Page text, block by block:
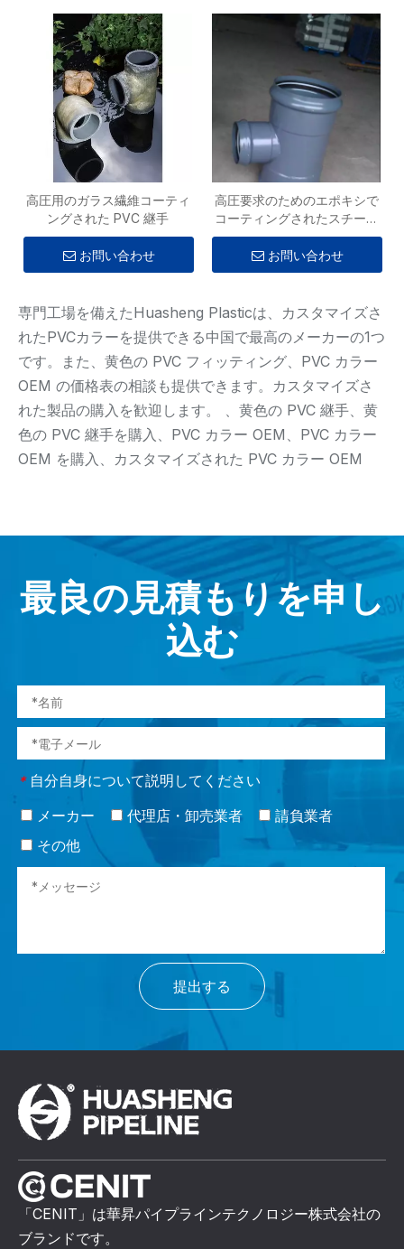
高圧用のガラス繊維コーティ
ングされた PVC 継手
お問い合わせ
高圧要求のためのエポキシで
コーティングされたスチール
プラスチック継手
お問い合わせ
専門工場を備えたHuasheng Plasticは、カスタマイズさ
れたPVCカラーを提供できる中国で最高のメーカーの1つ
です。また、黄色の PVC フィッティング、PVC カラー
OEM の価格表の相談も提供できます。カスタマイズさ
れた製品の購入を歓迎します。 、黄色の PVC 継手、黄
色の PVC 継手を購入、PVC カラー OEM、PVC カラー
OEM を購入、カスタマイズされた PVC カラー OEM
最良の見積もりを申し
込む
* 自分自身について説明してください
メーカー
代理店・卸売業者
請負業者
その他
提出する
「CENIT」は華昇パイプラインテクノロジー株式会社の
ブランドです。